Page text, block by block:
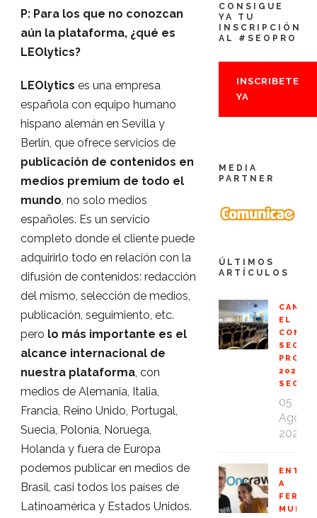
P: Para los que no conozcan
aún la plataforma, ¿qué es
LEOlytics?
LEOlytics es una empresa
española con equipo humano
hispano alemán en Sevilla y
Berlín, que ofrece servicios de
publicación de contenidos en
medios premium de todo el
mundo, no solo medios
españoles. Es un servicio
completo donde el cliente puede
adquirirlo todo en relación con la
difusión de contenidos: redacción
del mismo, selección de medios,
publicación, seguimiento, etc.
pero lo más importante es el
alcance internacional de
nuestra plataforma, con
medios de Alemania, Italia,
Francia, Reino Unido, Portugal,
Suecia, Polonia, Noruega,
Holanda y fuera de Europa
podemos publicar en medios de
Brasil, casi todos los países de
Latinoamérica y Estados Unidos.
CONSIGUE
YA TU
INSCRIPCIÓN
AL #SEOPRO
INSCRIBETE
YA
MEDIA
PARTNER
ÚLTIMOS
ARTÍCULOS
EL
SEO
2020
05
Ago
2020
A